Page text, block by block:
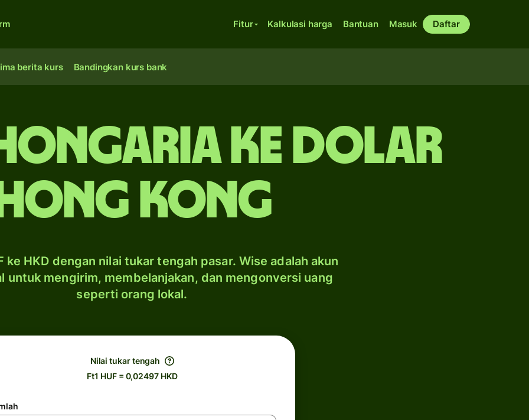
Fitur Kalkulasi harga Bantuan Masuk Daftar
berita kurs Bandingkan kurs bank
ke dolar
Kong
ke HKD dengan nilai tukar tengah pasar. Wise adalah akun
untuk mengirim, membelanjakan, dan mengonversi uang
seperti orang lokal.
Nilai tukar tengah
Ft1 HUF = 0,02497 HKD